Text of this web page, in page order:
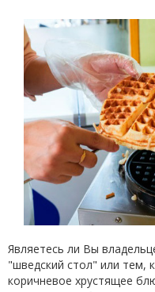
Являетесь ли Вы
"шведский стол" или тем,
коричневое хрустящее